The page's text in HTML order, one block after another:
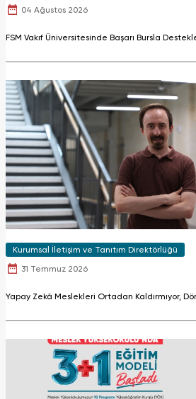
04 Ağustos 2026
FSM Vakıf Üniversitesinde Başarı Bursla
Kurumsal İletişim ve Tanıtım Direktörlüğü
31 Temmuz 2026
Yapay Zekâ Meslekleri Ortadan Kaldırmıyor,